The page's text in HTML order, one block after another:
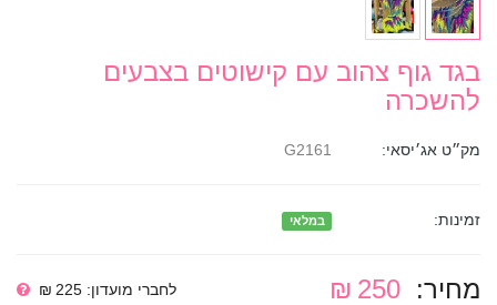
בגד גוף צהוב עם קישוטים בצבעים
להשכרה
מק״ט אג׳יסאי:
זמינות: במלאי
מחיר: 250 ₪ לחברי מועדון: 225 ₪